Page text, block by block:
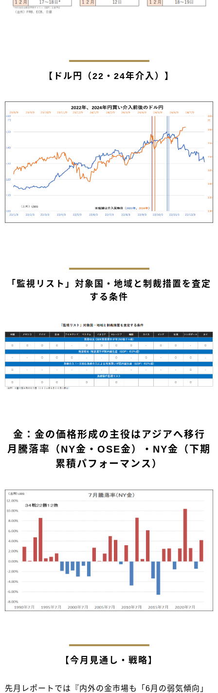
【ドル円（22・24年介入）】
「監視リスト」対象国・地域と制裁措置を査定
する条件
金：金の価格形成の主役はアジアへ移行
月騰落率（NY金・OSE金）・NY金（下期
累積パフォーマンス）
【今月見通し・戦略】
先月レポートでは『内外の金市場も「6月の弱気傾向」